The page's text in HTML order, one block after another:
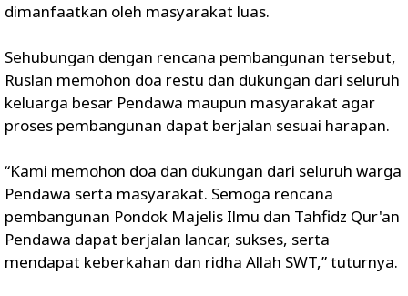
dimanfaatkan oleh masyarakat luas.
Sehubungan dengan rencana pembangunan tersebut,
Ruslan memohon doa restu dan dukungan dari seluruh
keluarga besar Pendawa maupun masyarakat agar
proses pembangunan dapat berjalan sesuai harapan.
“Kami memohon doa dan dukungan dari seluruh warga
Pendawa serta masyarakat. Semoga rencana
pembangunan Pondok Majelis Ilmu dan Tahfidz Qur'an
Pendawa dapat berjalan lancar, sukses, serta
mendapat keberkahan dan ridha Allah SWT,” tuturnya.